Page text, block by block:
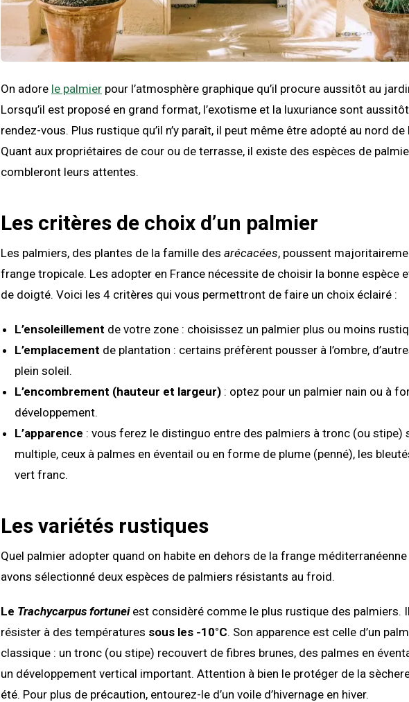
On adore le palmier pour l’atmosphère graphique qu’il procure aussitôt au
Lorsqu’il est proposé en grand format, l’exotisme et la luxuriance sont
rendez-vous. Plus rustique qu’il n’y paraît, il peut même être adopté au nord de
Quant aux propriétaires de cour ou de terrasse, il existe des espèces de
combleront leurs attentes.
Les critères de choix d’un palmier
Les palmiers, des plantes de la famille des arécacées, poussent
frange tropicale. Les adopter en France nécessite de choisir la bonne espèce
de doigté. Voici les 4 critères qui vous permettront de faire un choix éclairé :
L’ensoleillement de votre zone : choisissez un palmier plus ou moins
L’emplacement de plantation : certains préfèrent pousser à l’ombre,
plein soleil.
L’encombrement (hauteur et largeur) : optez pour un palmier nain ou à
développement.
L’apparence : vous ferez le distinguo entre des palmiers à tronc (ou stipe)
multiple, ceux à palmes en éventail ou en forme de plume (penné), les
vert franc.
Les variétés rustiques
Quel palmier adopter quand on habite en dehors de la frange méditerranéenne
avons sélectionné deux espèces de palmiers résistants au froid.
Le Trachycarpus fortuneiest considèré comme le plus rustique des palmiers.
résister à des températures sous les -10°C. Son apparence est celle d’un
classique : un tronc (ou stipe) recouvert de fibres brunes, des palmes en
un développement vertical important. Attention à bien le protéger de la
été. Pour plus de précaution, entourez-le d’un voile d’hivernage en hiver.